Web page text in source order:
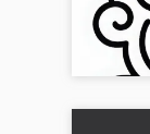
Lag
Last